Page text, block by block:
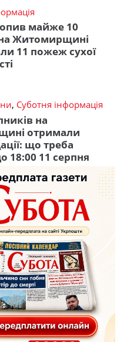
майже 10
на Житомирщині
11 пожеж сухої
, Суботня інформація
на
отримали
що треба
18:00 11 серпня